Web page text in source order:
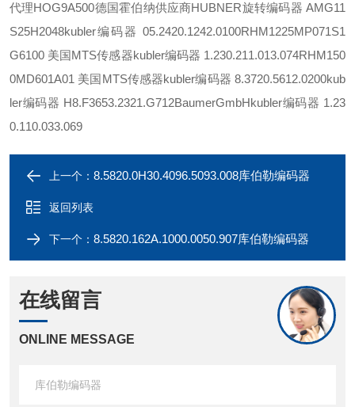
代理HOG9A500德国霍伯纳供应商HUBNER旋转编码器 AMG11
S25H2048kubler编码器 05.2420.1242.0100RHM1225MP071S1
G6100 美国MTS传感器kubler编码器 1.230.211.013.074RHM150
0MD601A01 美国MTS传感器kubler编码器 8.3720.5612.0200kub
ler编码器 H8.F3653.2321.G712BaumerGmbHkubler编码器 1.23
0.110.033.069
上一个： 8.5820.0H30.4096.5093.008库伯勒编码器
返回列表
下一个： 8.5820.162A.1000.0050.907库伯勒编码器
在线留言
ONLINE MESSAGE